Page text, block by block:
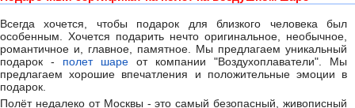
Всегда хочется, чтобы подарок для близкого человека был
особенным. Хочется подарить нечто оригинальное, необычное,
романтичное и, главное, памятное. Мы предлагаем уникальный
подарок - полет шаре от компании "Воздухоплаватели". Мы
предлагаем хорошие впечатления и положительные эмоции в
подарок.
Полёт недалеко от Москвы - это самый безопасный, живописный